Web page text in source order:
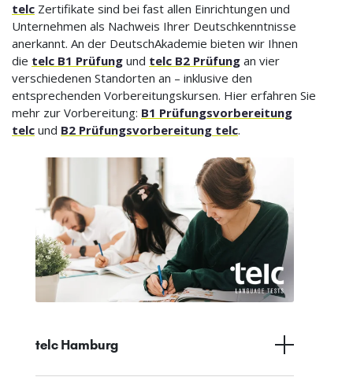
telc Zertifikate sind bei fast allen Einrichtungen und
Unternehmen als Nachweis Ihrer Deutschkenntnisse
anerkannt. An der DeutschAkademie bieten wir Ihnen
die telc B1 Prüfung und telc B2 Prüfung an vier
verschiedenen Standorten an – inklusive den
entsprechenden Vorbereitungskursen. Hier erfahren Sie
mehr zur Vorbereitung: B1 Prüfungsvorbereitung
telc und B2 Prüfungsvorbereitung telc.
telc Hamburg